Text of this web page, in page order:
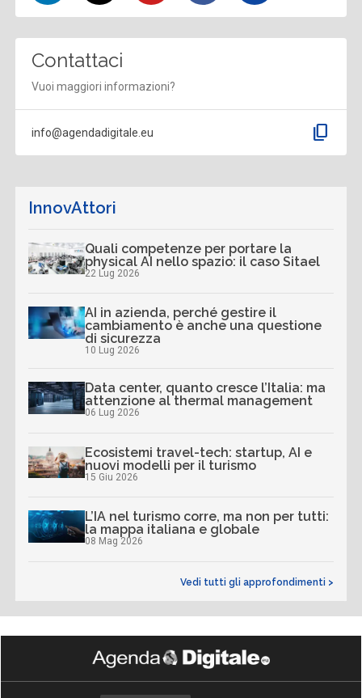
Contattaci
Vuoi maggiori informazioni?
info@agendadigitale.eu content_copy
InnovAttori
Quali competenze per portare la
physical AI nello spazio: il caso Sitael
22 Lug 2026
AI in azienda, perché gestire il
cambiamento è anche una questione
di sicurezza
10 Lug 2026
Data center, quanto cresce l’Italia: ma
attenzione al thermal management
06 Lug 2026
Ecosistemi travel-tech: startup, AI e
nuovi modelli per il turismo
15 Giu 2026
L’IA nel turismo corre, ma non per tutti:
la mappa italiana e globale
08 Mag 2026
Vedi tutti gli approfondimenti >